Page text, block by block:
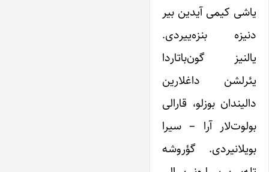
یاشی کیمی آیدین بیر
دنیزه بنزه‌ییردی.
یالنیز گون‌باتاردا
یئرلشن داغلارین
دالیندان بوزلو، قارالی
بولوت‌لار آرا – سیرا
بویلانیردی. گؤروشه